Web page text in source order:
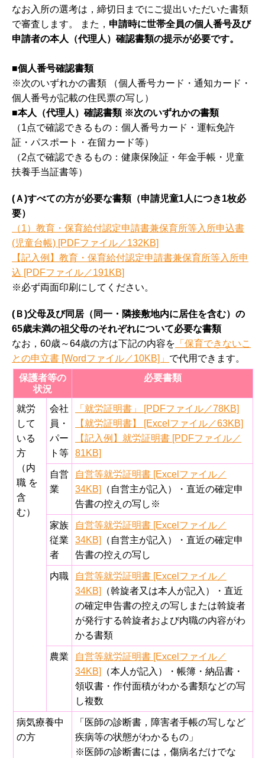
なお入所の選考は，締切日までにご提出いただいた書類
で審査します。 また， 申請時に世帯全員の個人番号及び
申請者の本人（代理人）確認書類の提示が必要です。
■個人番号確認書類
※次のいずれかの書類 （個人番号カード・通知カード・
個人番号が記載の住民票の写し）
■本人（代理人）確認書類 ※次のいずれかの書類
（1点で確認できるもの：個人番号カード・運転免許
証・パスポート・在留カード等）
（2点で確認できるもの：健康保険証・年金手帳・児童
扶養手当証書等）
(Ａ)すべての方が必要な書類（申請児童1人につき1枚必
要）
（1）教育・保育給付認定申請書兼保育所等入所申込書
(児童台帳) [PDFファイル／132KB]
【記入例】教育・保育給付認定申請書兼保育所等入所申
込 [PDFファイル／191KB]
※必ず両面印刷にしてください。
(Ｂ)父母及び同居（同一・隣接敷地内に居住を含む）の
65歳未満の祖父母のそれぞれについて必要な書類
なお，60歳～64歳の方は下記の内容を 「保育できないこ
との申立書 [Wordファイル／10KB]」 で代用できます。
保護者等の
状況
必要書類
就労
して
いる
方
（内
職 を
含
む）
会社
員・
パー
ト等
「就労証明書」 [PDFファイル／78KB]
【就労証明書】 [Excelファイル／63KB]
【記入例】就労証明書 [PDFファイル／
81KB]
自営
業
自営等就労証明書 [Excelファイル／
34KB]
（自営主が記入）・直近の確定申
告書の控えの写し※
家族
従業
者
自営等就労証明書 [Excelファイル／
34KB]
（自営主が記入）・直近の確定申
告書の控えの写し
内職
自営等就労証明書 [Excelファイル／
34KB]
（斡旋者又は本人が記入）・直近
の確定申告書の控えの写しまたは斡旋者
が発行する斡旋者および内職の内容がわ
かる書類
農業
自営等就労証明書 [Excelファイル／
34KB]
（本人が記入）・帳簿・納品書・
領収書・作付面積がわかる書類などの写
し複数
病気療養中
の方
「医師の診断書，障害者手帳の写しなど
疾病等の状態がわかるもの」
※医師の診断書には，傷病名だけでな